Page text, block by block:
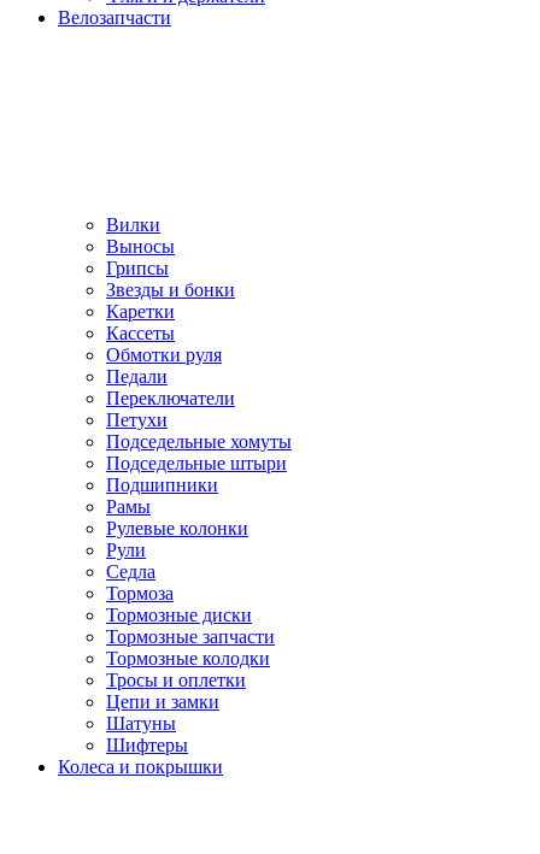
Велозапчасти
Вилки
Выносы
Грипсы
Звезды и бонки
Каретки
Кассеты
Обмотки руля
Педали
Переключатели
Петухи
Подседельные хомуты
Подседельные штыри
Подшипники
Рамы
Рулевые колонки
Рули
Седла
Тормоза
Тормозные диски
Тормозные запчасти
Тормозные колодки
Тросы и оплетки
Цепи и замки
Шатуны
Шифтеры
Колеса и покрышки